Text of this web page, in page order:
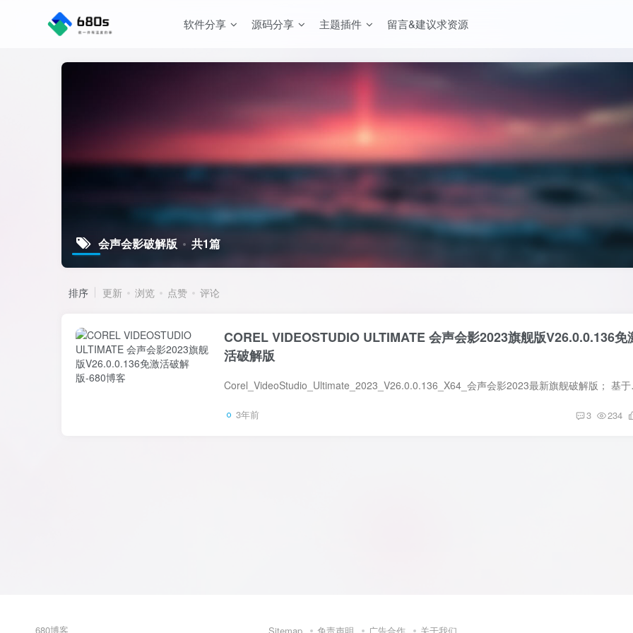
软件分享 源码分享 主题插件 留言&建议求资源
会声会影破解版 共1篇
排序 更新 浏览 点赞 评论
COREL VIDEOSTUDIO ULTIMATE 会声会影2023旗舰版V26.0.0.136免
活破解版
3年前 3 234
680博客 Sitemap 免责声明 广告合作 关于我们